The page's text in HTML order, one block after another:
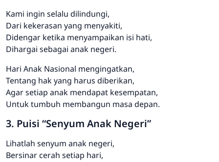
Kami ingin selalu dilindungi,
Dari kekerasan yang menyakiti,
Didengar ketika menyampaikan isi hati,
Dihargai sebagai anak negeri.
Hari Anak Nasional mengingatkan,
Tentang hak yang harus diberikan,
Agar setiap anak mendapat kesempatan,
Untuk tumbuh membangun masa depan.
3. Puisi “Senyum Anak Negeri”
Lihatlah senyum anak negeri,
Bersinar cerah setiap hari,